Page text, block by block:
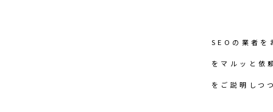
SEOの業者を
をマルッと依
をご説明しつ